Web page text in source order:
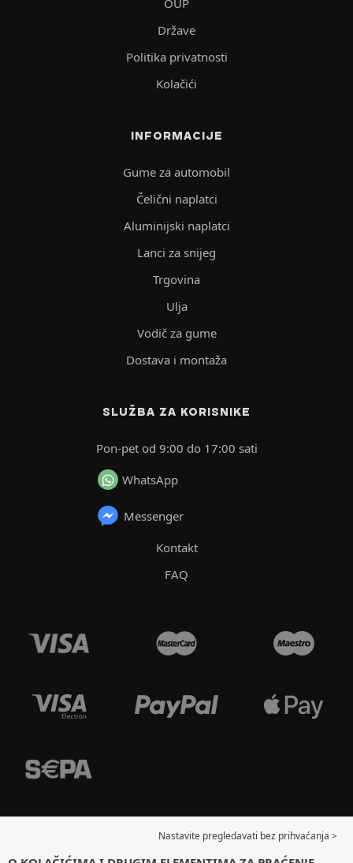
OUP
Države
Politika privatnosti
Kolačići
INFORMACIJE
Gume za automobil
Čelični naplatci
Aluminijski naplatci
Lanci za snijeg
Trgovina
Ulja
Vodič za gume
Dostava i montaža
SLUŽBA ZA KORISNIKE
Pon-pet od 9:00 do 17:00 sati
WhatsApp
Messenger
Kontakt
FAQ
Nastavite pregledavati bez prihvaćanja >